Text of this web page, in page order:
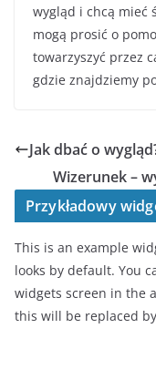
wygląd i chcą mieć
mogą prosić o
towarzyszyć przez
gdzie znajdziemy
Jak dbać o
Wizerunek –
Przykładowy
This is an example
looks by default. You
widgets screen in the
this will be replaced